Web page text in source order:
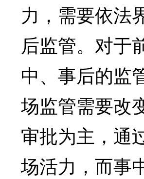
力，需要依法
后监管。对于
中、事后的监
场监管需要改
审批为主，通
场活力，而事